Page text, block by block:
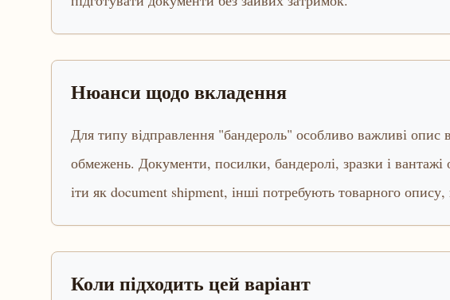
Нюанси щодо вкладення
Для типу відправлення "бандероль" особливо важливі опис
обмежень. Документи, посилки, бандеролі, зразки і
іти як document shipment, інші потребують товарного опису,
Коли підходить цей варіант